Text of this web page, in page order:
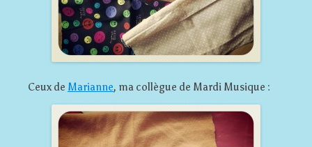
Ceux de Marianne, ma collègue de Mardi Musique :